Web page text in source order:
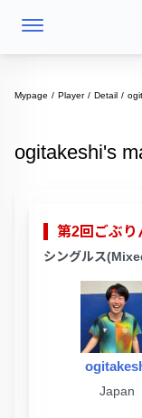
Mypage Player Detail
ogitakeshi's
第2回ごぶり
シングルス
Japan